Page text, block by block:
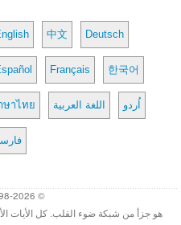
中文 Deutsch
Français 한국어
ษาไทย اللغة العربية اُردو
© 1998-2026 Heartlight, Inc. Verseoftheday.com
هو جزأ من شبكة ضوء القلب. كل الأيات